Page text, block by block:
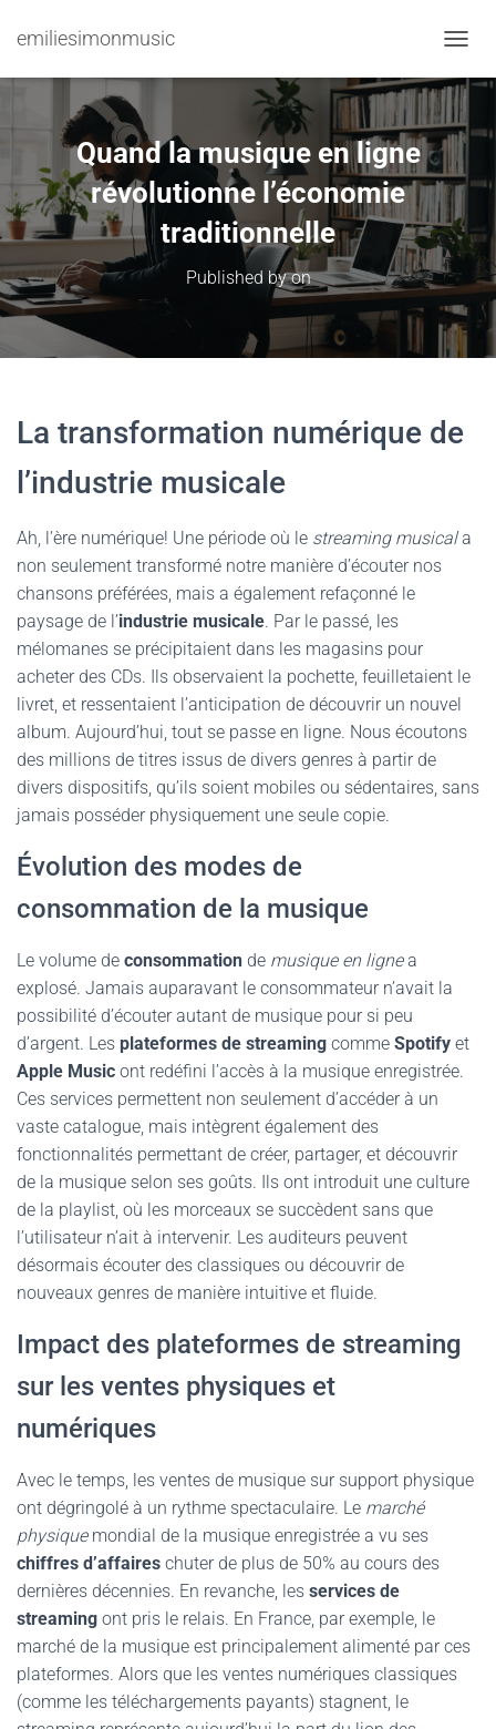
emiliesimonmusic
Quand la musique en ligne
révolutionne l’économie
traditionnelle
Published byon
La transformation numérique de
l’industrie musicale
Ah, l’ère numérique! Une période où le streaming musicala
non seulement transformé notre manière d’écouter nos
chansons préférées, mais a également refaçonné le
paysage de l’industrie musicale. Par le passé, les
mélomanes se précipitaient dans les magasins pour
acheter des CDs. Ils observaient la pochette, feuilletaient le
livret, et ressentaient l’anticipation de découvrir un nouvel
album. Aujourd’hui, tout se passe en ligne. Nous écoutons
des millions de titres issus de divers genres à partir de
divers dispositifs, qu’ils soient mobiles ou sédentaires, sans
jamais posséder physiquement une seule copie.
Évolution des modes de
consommation de la musique
Le volume de consommation de musique en lignea
explosé. Jamais auparavant le consommateur n’avait la
possibilité d’écouter autant de musique pour si peu
d’argent. Les plateformes de streaming comme Spotify et
Apple Music ont redéfini l’accès à la musique enregistrée.
Ces services permettent non seulement d’accéder à un
vaste catalogue, mais intègrent également des
fonctionnalités permettant de créer, partager, et découvrir
de la musique selon ses goûts. Ils ont introduit une culture
de la playlist, où les morceaux se succèdent sans que
l’utilisateur n’ait à intervenir. Les auditeurs peuvent
désormais écouter des classiques ou découvrir de
nouveaux genres de manière intuitive et fluide.
Impact des plateformes de streaming
sur les ventes physiques et
numériques
Avec le temps, les ventes de musique sur support physique
ont dégringolé à un rythme spectaculaire. Le marché
physiquemondial de la musique enregistrée a vu ses
chiffres d’affaires chuter de plus de 50% au cours des
dernières décennies. En revanche, les services de
streaming ont pris le relais. En France, par exemple, le
marché de la musique est principalement alimenté par ces
plateformes. Alors que les ventes numériques classiques
(comme les téléchargements payants) stagnent, le